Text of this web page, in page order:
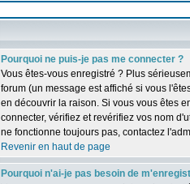
Pourquoi ne puis-je pas me connecter ?
Vous êtes-vous enregistré ? Plus
forum (un message est affiché si vous
en découvrir la raison. Si vous vous êtes
connecter, vérifiez et revérifiez vos nom
ne fonctionne toujours pas, contactez
Revenir en haut de page
Pourquoi n'ai-je pas besoin de